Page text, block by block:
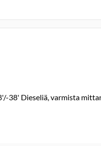
38' Dieseliä, varmista